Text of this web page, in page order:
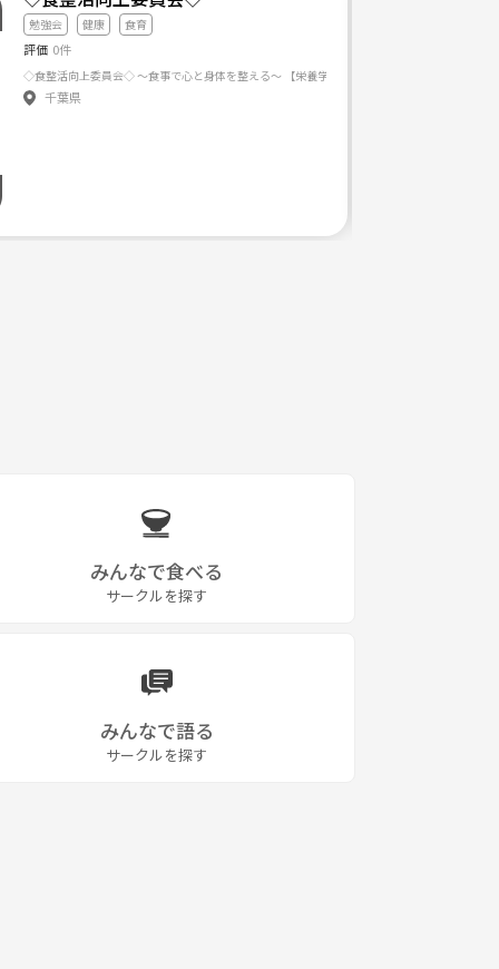
勉強会 健康 食育
評価 0件
千葉県
みんなで食べる
サークルを探す
みんなで語る
サークルを探す